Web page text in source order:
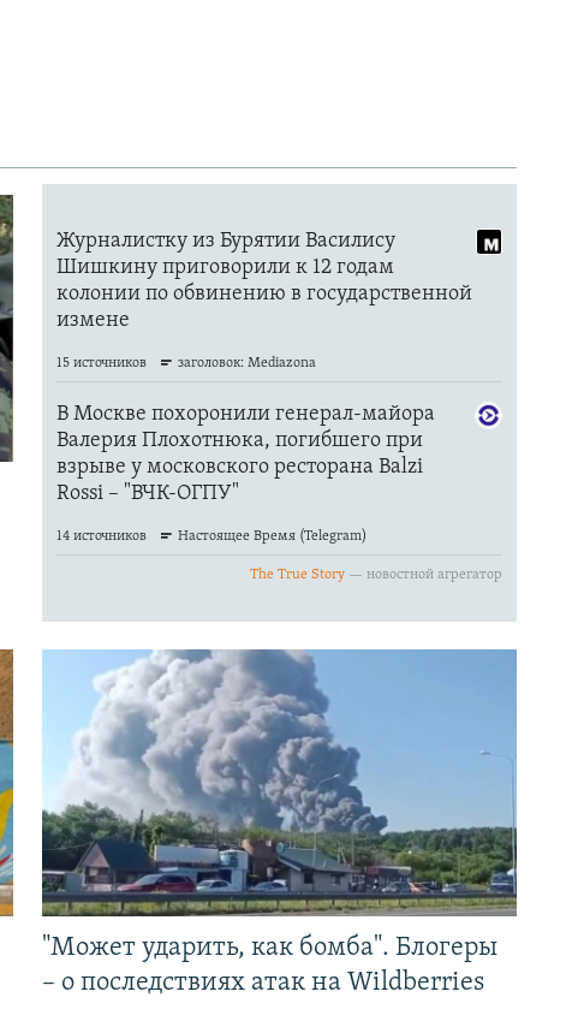
"Может ударить, как бомба". Блогеры
– о последствиях атак на Wildberries